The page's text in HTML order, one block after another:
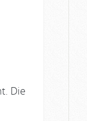
Die